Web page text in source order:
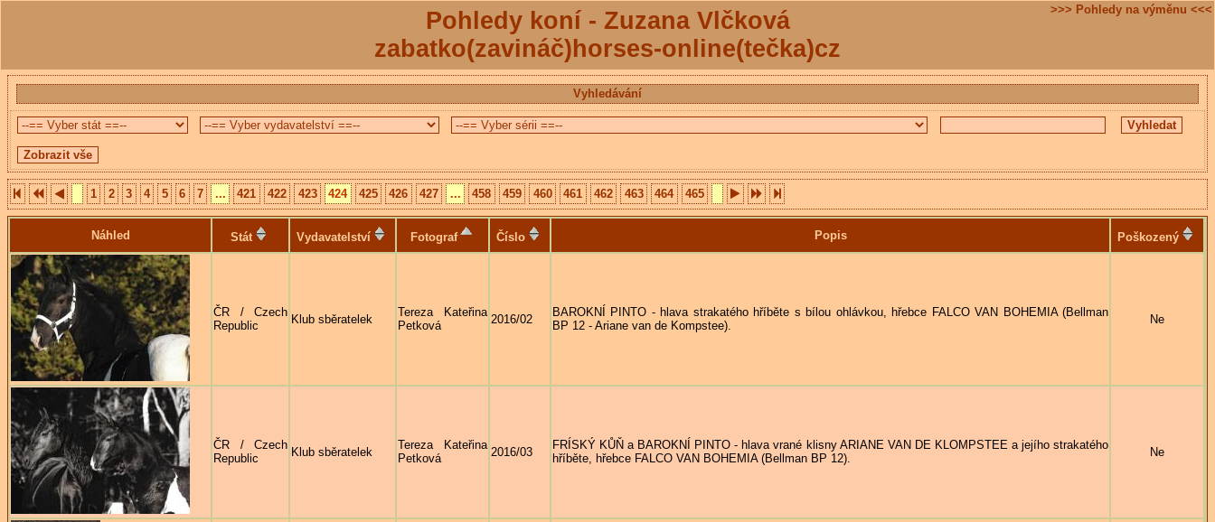
Pohledy koní - Zuzana Vlčková
zabatko(zavináč)horses-online(tečka)cz
>>> Pohledy na výměnu <<<
Vyhledávání
1 2 3 4 5 6 7 ... 421 422 423 424 425 426 427 ... 458 459 460 461 462 463 464 465
Náhled Stát Vydavatelství Fotograf Číslo Popis Poškozený
ČR / Czech
Republic
Klub sběratelek
Tereza Kateřina
Petková
2016/02
BAROKNÍ PINTO - hlava strakatého hříběte s bílou ohlávkou, hřebce FALCO VAN BOHEMIA (Bellman
BP 12 - Ariane van de Kompstee).
Ne
ČR / Czech
Republic
Klub sběratelek
Tereza Kateřina
Petková
2016/03
FRÍSKÝ KŮŇ a BAROKNÍ PINTO - hlava vrané klisny ARIANE VAN DE KLOMPSTEE a jejího strakatého
hříběte, hřebce FALCO VAN BOHEMIA (Bellman BP 12).
Ne